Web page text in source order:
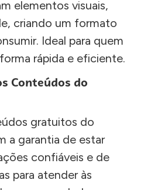
elementos visuais,
criando um formato
Ideal para quem
rápida e eficiente.
Conteúdos do
gratuitos do
a garantia de estar
confiáveis e de
para atender às